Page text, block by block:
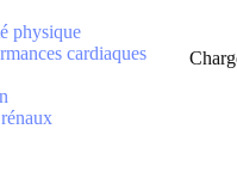
physique
cardiaques